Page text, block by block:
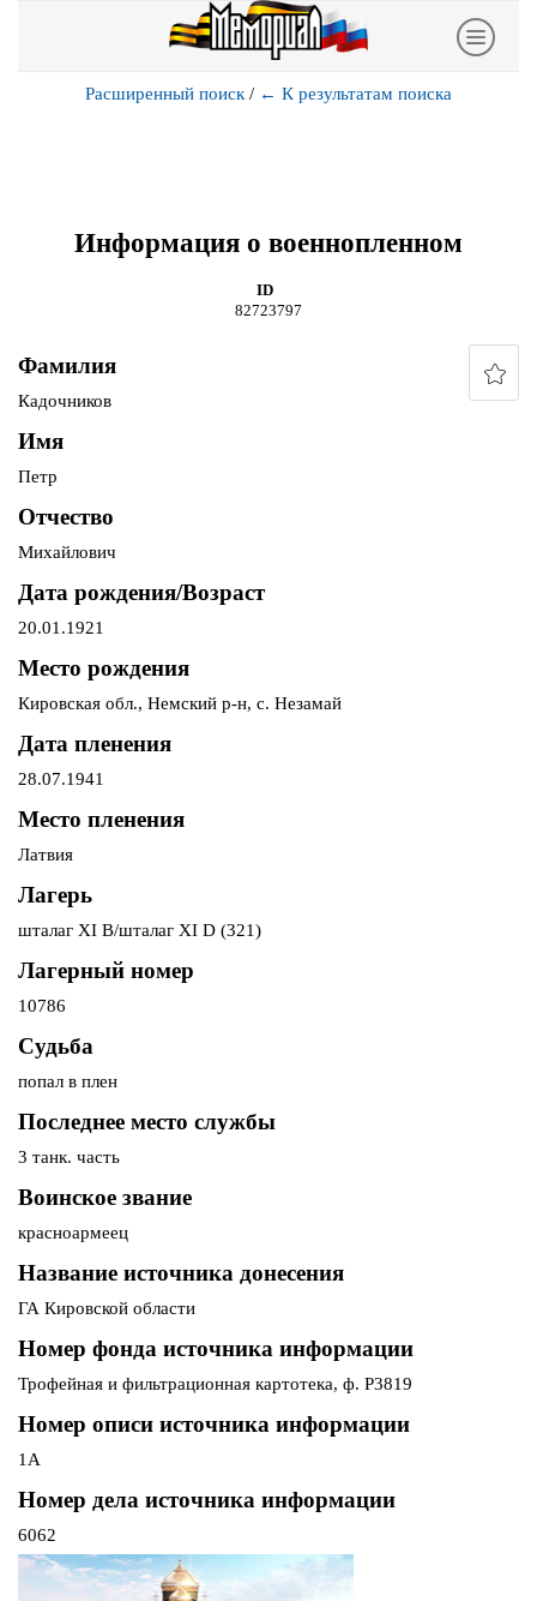
Расширенный поиск / ← К результатам поиска
Информация о военнопленном
ID
82723797
Фамилия
Кадочников
Имя
Петр
Отчество
Михайлович
Дата рождения/Возраст
20.01.1921
Место рождения
Кировская обл., Немский р-н, с. Незамай
Дата пленения
28.07.1941
Место пленения
Латвия
Лагерь
шталаг XI B/шталаг XI D (321)
Лагерный номер
10786
Судьба
попал в плен
Последнее место службы
3 танк. часть
Воинское звание
красноармеец
Название источника донесения
ГА Кировской области
Номер фонда источника информации
Трофейная и фильтрационная картотека, ф. Р3819
Номер описи источника информации
1А
Номер дела источника информации
6062